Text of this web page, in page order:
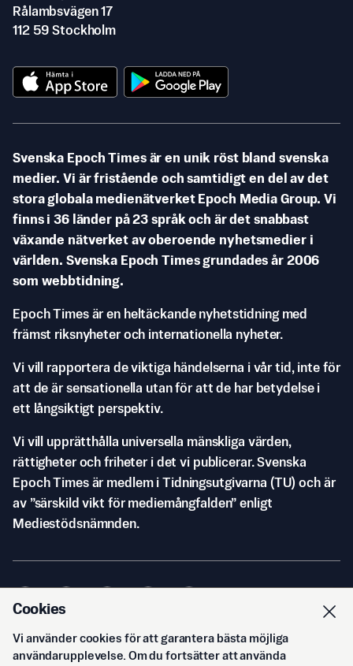
Rålambsvägen 17
112 59 Stockholm
Svenska Epoch Times är en unik röst bland svenska
medier. Vi är fristående och samtidigt en del av det
stora globala medienätverket Epoch Media Group. Vi
finns i 36 länder på 23 språk och är det snabbast
växande nätverket av oberoende nyhetsmedier i
världen. Svenska Epoch Times grundades år 2006
som webbtidning.
Epoch Times är en heltäckande nyhetstidning med
främst riksnyheter och internationella nyheter.
Vi vill rapportera de viktiga händelserna i vår tid, inte för
att de är sensationella utan för att de har betydelse i
ett långsiktigt perspektiv.
Vi vill upprätthålla universella mänskliga värden,
rättigheter och friheter i det vi publicerar. Svenska
Epoch Times är medlem i Tidningsutgivarna (TU) och är
av ”särskild vikt för mediemångfalden” enligt
Mediestödsnämnden.
© Svenska Epoch Times AB2026
Cookies
Vi använder cookies för att garantera bästa möjliga
användarupplevelse. Om du fortsätter att använda